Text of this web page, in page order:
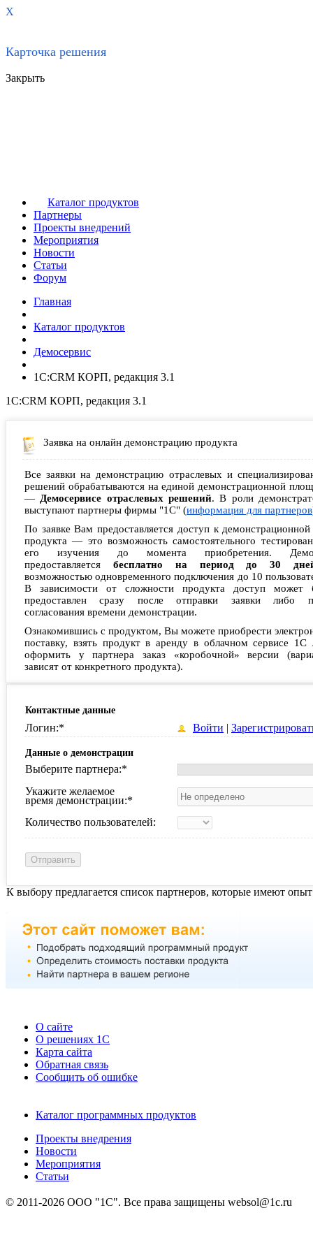
X
Карточка решения
Закрыть
Каталог продуктов
Партнеры
Проекты внедрений
Мероприятия
Новости
Статьи
Форум
Главная
Каталог продуктов
Демосервис
1С:CRM КОРП, редакция 3.1
1С:CRM КОРП, редакция 3.1
Заявка на онлайн демонстрацию продукта
Все заявки на демонстрацию отраслевых и
решений обрабатываются на единой демонстрационной
— Демосервисе отраслевых решений. В роли
выступают партнеры фирмы "1С" (информация для партнеров
По заявке Вам предоставляется доступ к демонстрационной
продукта — это возможность самостоятельного
его изучения до момента приобретения.
предоставляется бесплатно на период до 30
возможностью одновременного подключения до 10
В зависимости от сложности продукта доступ может
предоставлен сразу после отправки заявки либо
согласования времени демонстрации.
Ознакомившись с продуктом, Вы можете приобрести
поставку, взять продукт в аренду в облачном сервисе 1С
оформить у партнера заказ «коробочной» версии
зависят от конкретного продукта).
Контактные данные
Логин:* Войти |
Данные о демонстрации
Выберите партнера:*
Укажите желаемое
время демонстрации:*
Количество пользователей:
К выбору предлагается список партнеров, которые имеют
О сайте
О решениях 1С
Карта сайта
Обратная связь
Сообщить об ошибке
Каталог программных продуктов
Проекты внедрения
Новости
Мероприятия
Статьи
© 2011-2026 ООО "1С". Все права защищены websol@1c.ru